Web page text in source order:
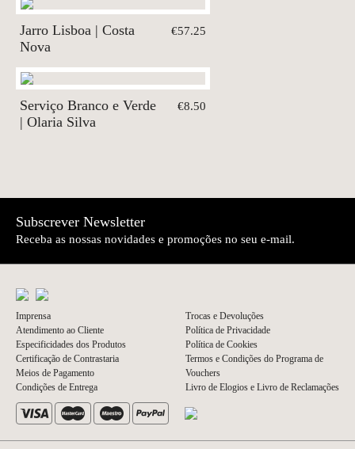
Jarro Lisboa | Costa
Nova
€57.25
Serviço Branco e Verde
| Olaria Silva
€8.50
Subscrever Newsletter
Receba as nossas novidades e promoções no seu e-mail.
Imprensa
Atendimento ao Cliente
Especificidades dos Produtos
Certificação de Contrastaria
Meios de Pagamento
Condições de Entrega
Trocas e Devoluções
Política de Privacidade
Política de Cookies
Termos e Condições do Programa de
Vouchers
Livro de Elogios e Livro de Reclamações